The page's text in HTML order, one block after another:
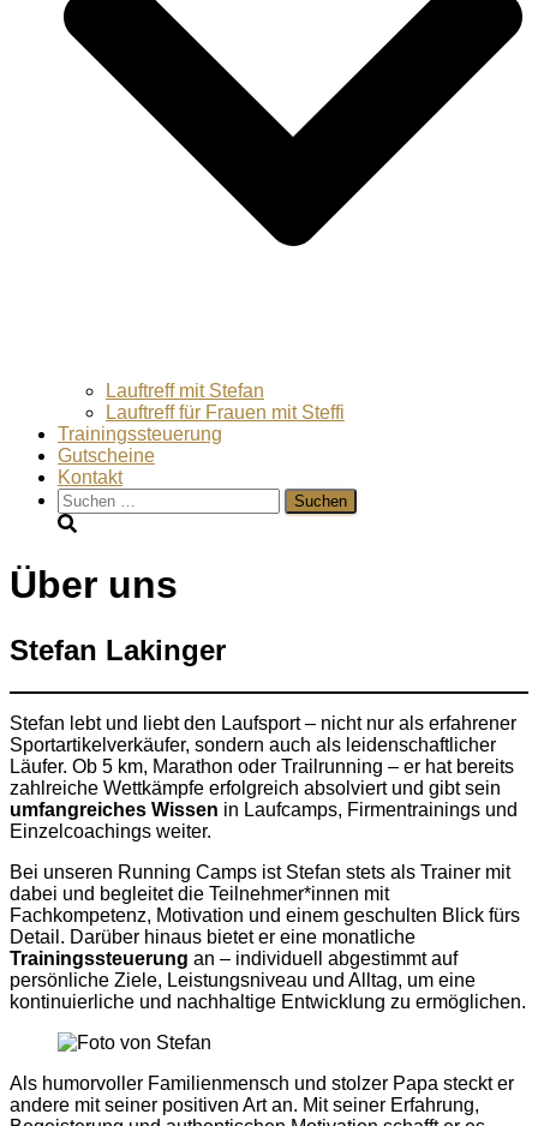
Lauftreff mit Stefan
Lauftreff für Frauen mit Steffi
Trainingssteuerung
Gutscheine
Kontakt
Suchen
nach:
Über uns
Stefan Lakinger
Stefan lebt und liebt den Laufsport – nicht nur als erfahrener
Sportartikelverkäufer, sondern auch als leidenschaftlicher
Läufer. Ob 5 km, Marathon oder Trailrunning – er hat bereits
zahlreiche Wettkämpfe erfolgreich absolviert und gibt sein
umfangreiches Wissen in Laufcamps, Firmentrainings und
Einzelcoachings weiter.
Bei unseren Running Camps ist Stefan stets als Trainer mit
dabei und begleitet die Teilnehmer*innen mit
Fachkompetenz, Motivation und einem geschulten Blick fürs
Detail. Darüber hinaus bietet er eine monatliche
Trainingssteuerung an – individuell abgestimmt auf
persönliche Ziele, Leistungsniveau und Alltag, um eine
kontinuierliche und nachhaltige Entwicklung zu ermöglichen.
Als humorvoller Familienmensch und stolzer Papa steckt er
andere mit seiner positiven Art an. Mit seiner Erfahrung,